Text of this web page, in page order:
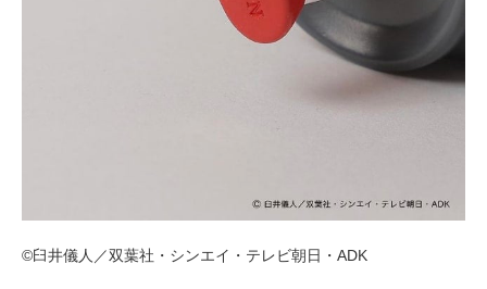
©臼井儀人／双葉社・シンエイ・テレビ朝日・ADK